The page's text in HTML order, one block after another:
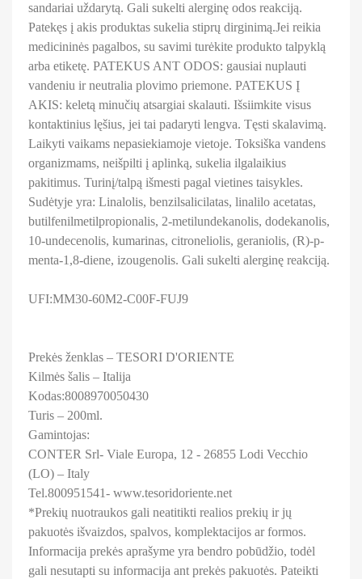
sandariai uždarytą. Gali sukelti alerginę odos reakciją.
Patekęs į akis produktas sukelia stiprų dirginimą.Jei reikia
medicininės pagalbos, su savimi turėkite produkto talpyklą
arba etiketę. PATEKUS ANT ODOS: gausiai nuplauti
vandeniu ir neutralia plovimo priemone. PATEKUS Į
AKIS: keletą minučių atsargiai skalauti. Išsiimkite visus
kontaktinius lęšius, jei tai padaryti lengva. Tęsti skalavimą.
Laikyti vaikams nepasiekiamoje vietoje. Toksiška vandens
organizmams, neišpilti į aplinką, sukelia ilgalaikius
pakitimus. Turinį/talpą išmesti pagal vietines taisykles.
Sudėtyje yra: Linalolis, benzilsalicilatas, linalilo acetatas,
butilfenilmetilpropionalis, 2-metilundekanolis, dodekanolis,
10-undecenolis, kumarinas, citroneliolis, geraniolis, (R)-p-
menta-1,8-diene, izougenolis. Gali sukelti alerginę reakciją.
UFI:MM30-60M2-C00F-FUJ9
Prekės ženklas – TESORI D'ORIENTE
Kilmės šalis – Italija
Kodas:8008970050430
Turis – 200ml.
Gamintojas:
CONTER Srl- Viale Europa, 12 - 26855 Lodi Vecchio
(LO) – Italy
Tel.800951541- www.tesoridoriente.net
*Prekių nuotraukos gali neatitikti realios prekių ir jų
pakuotės išvaizdos, spalvos, komplektacijos ar formos.
Informacija prekės aprašyme yra bendro pobūdžio, todėl
gali nesutapti su informacija ant prekės pakuotės. Pateikti